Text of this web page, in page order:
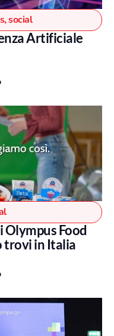
,social
Artificiale
Food
trovi in Italia